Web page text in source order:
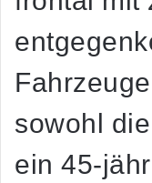
sowohl
ein 45-